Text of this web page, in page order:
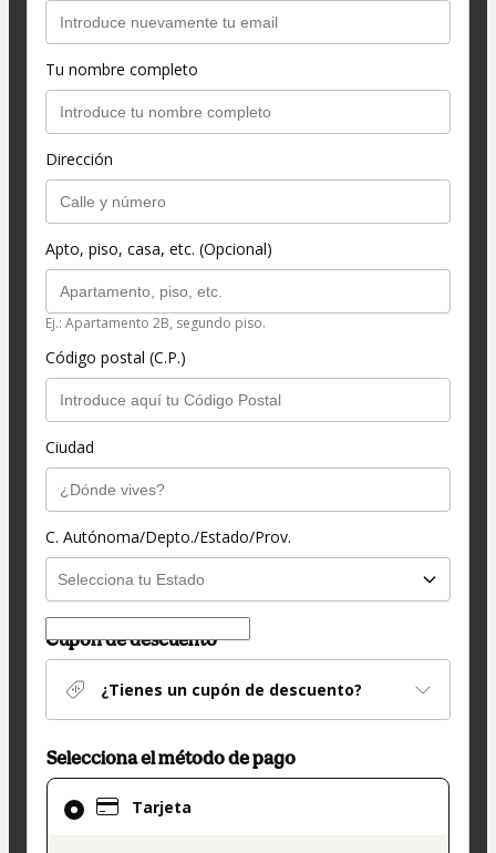
Tu nombre completo
Dirección
Apto, piso, casa, etc. (Opcional)
Ej.: Apartamento 2B, segundo piso.
Código postal (C.P.)
Ciudad
C. Autónoma/Depto./Estado/Prov.
Cupón de descuento
¿Tienes un cupón de descuento?
Selecciona el método de pago
Tarjeta
El
método